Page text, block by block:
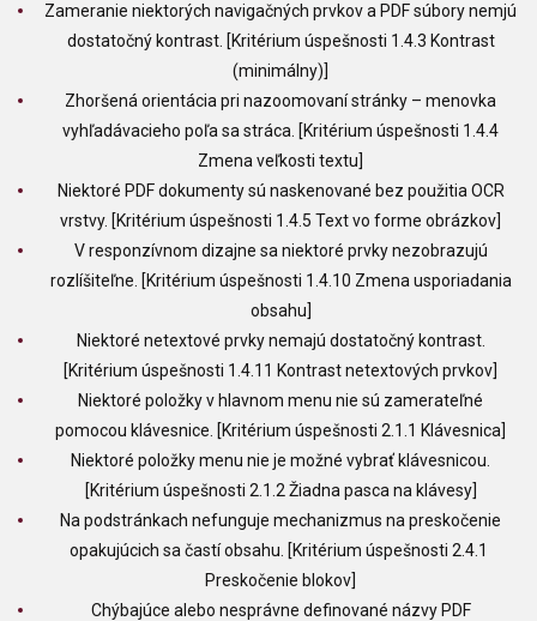
Zameranie niektorých navigačných prvkov a PDF súbory nemjú
dostatočný kontrast. [Kritérium úspešnosti 1.4.3 Kontrast
(minimálny)]
Zhoršená orientácia pri nazoomovaní stránky – menovka
vyhľadávacieho poľa sa stráca. [Kritérium úspešnosti 1.4.4
Zmena veľkosti textu]
Niektoré PDF dokumenty sú naskenované bez použitia OCR
vrstvy. [Kritérium úspešnosti 1.4.5 Text vo forme obrázkov]
V responzívnom dizajne sa niektoré prvky nezobrazujú
rozlíšiteľne. [Kritérium úspešnosti 1.4.10 Zmena usporiadania
obsahu]
Niektoré netextové prvky nemajú dostatočný kontrast.
[Kritérium úspešnosti 1.4.11 Kontrast netextových prvkov]
Niektoré položky v hlavnom menu nie sú zamerateľné
pomocou klávesnice. [Kritérium úspešnosti 2.1.1 Klávesnica]
Niektoré položky menu nie je možné vybrať klávesnicou.
[Kritérium úspešnosti 2.1.2 Žiadna pasca na klávesy]
Na podstránkach nefunguje mechanizmus na preskočenie
opakujúcich sa častí obsahu. [Kritérium úspešnosti 2.4.1
Preskočenie blokov]
Chýbajúce alebo nesprávne definované názvy PDF